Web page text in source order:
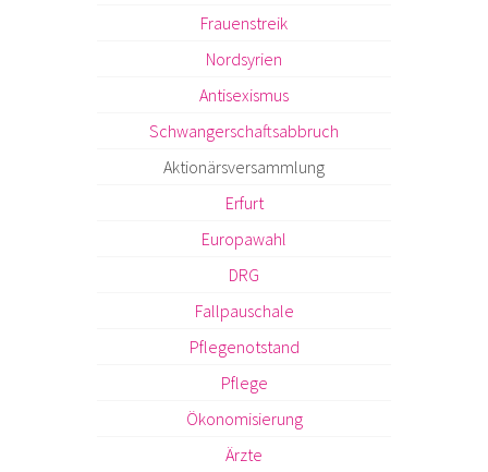
Frauenstreik
Nordsyrien
Antisexismus
Schwangerschaftsabbruch
Aktionärsversammlung
Erfurt
Europawahl
DRG
Fallpauschale
Pflegenotstand
Pflege
Ökonomisierung
Ärzte